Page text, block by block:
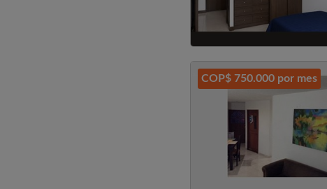
COP$ 750.000 por mes